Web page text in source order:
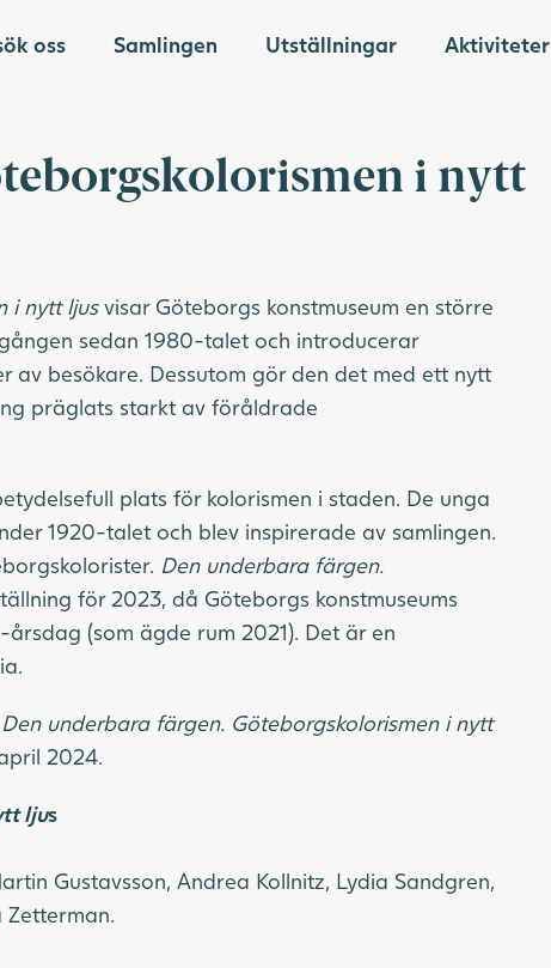
oss Samlingen Utställningar Aktiviteter
i nytt
i nytt ljusvisar Göteborgs konstmuseum en större
sedan 1980-talet och introducerar
av besökare. Dessutom gör den det med ett nytt
präglats starkt av föråldrade
plats för kolorismen i staden. De unga
1920-talet och blev inspirerade av samlingen.
Den underbara färgen.
för 2023, då Göteborgs konstmuseums
(som ägde rum 2021). Det är en
Den underbara färgen. Göteborgskolorismen i nytt
2024.
ljus
Gustavsson, Andrea Kollnitz, Lydia Sandgren,
Zetterman.